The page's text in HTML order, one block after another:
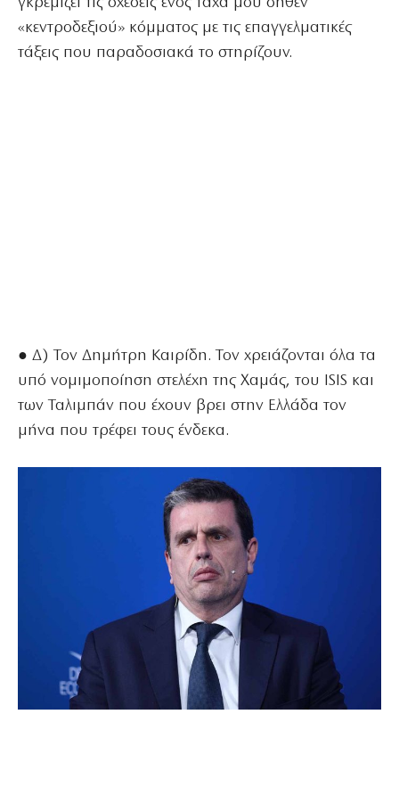
«κεντροδεξιού» κόμματος με τις επαγγελματικές
τάξεις που παραδοσιακά το στηρίζουν.
● Δ) Τον Δημήτρη Καιρίδη. Τον χρειάζονται όλα τα
υπό νομιμοποίηση στελέχη της Χαμάς, του ISIS και
των Ταλιμπάν που έχουν βρει στην Ελλάδα τον
μήνα που τρέφει τους ένδεκα.